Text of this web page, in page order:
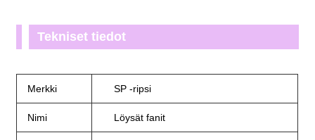
Tekniset tiedot
Merkki SP -ripsi
Nimi Löysät fanit